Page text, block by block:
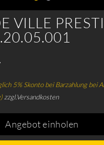
VILLE
5% Skonto bei Barzahlung bei
zzgl.Versandkosten
Angebot einholen